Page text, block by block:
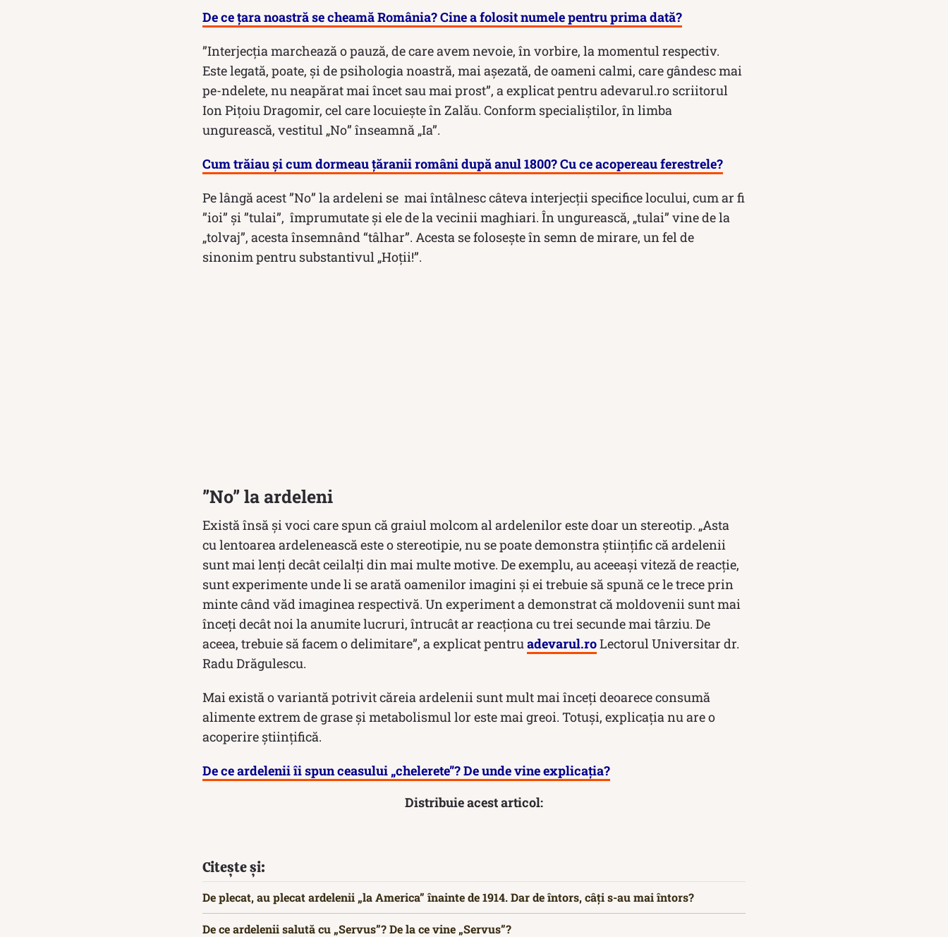
De ce țara noastră se cheamă România? Cine a folosit numele pentru prima dată?
”Interjecţia marchează o pauză, de care avem nevoie, în vorbire, la momentul respectiv.
Este legată, poate, şi de psihologia noastră, mai aşezată, de oameni calmi, care gândesc mai
pe-ndelete, nu neapărat mai încet sau mai prost”, a explicat pentru adevarul.ro scriitorul
Ion Piţoiu Dragomir, cel care locuiește în Zalău. Conform specialiștilor, în limba
ungurească, vestitul „No” înseamnă „Ia”.
Cum trăiau și cum dormeau țăranii români după anul 1800? Cu ce acopereau ferestrele?
Pe lângă acest ”No” la ardeleni se mai întâlnesc câteva interjecții specifice locului, cum ar fi
”ioi” şi ”tulai”, împrumutate și ele de la vecinii maghiari. În ungurească, „tulai” vine de la
„tolvaj”, acesta însemnând “tâlhar”. Acesta se folosește în semn de mirare, un fel de
sinonim pentru substantivul „Hoții!”.
”No” la ardeleni
Există însă și voci care spun că graiul molcom al ardelenilor este doar un stereotip. „Asta
cu lentoarea ardelenească este o stereotipie, nu se poate demonstra ştiinţific că ardelenii
sunt mai lenţi decât ceilalţi din mai multe motive. De exemplu, au aceeaşi viteză de reacţie,
sunt experimente unde li se arată oamenilor imagini şi ei trebuie să spună ce le trece prin
minte când văd imaginea respectivă. Un experiment a demonstrat că moldovenii sunt mai
înceţi decât noi la anumite lucruri, întrucât ar reacționa cu trei secunde mai târziu. De
aceea, trebuie să facem o delimitare”, a explicat pentru adevarul.roLectorul Universitar dr.
Radu Drăgulescu.
Mai există o variantă potrivit căreia ardelenii sunt mult mai înceți deoarece consumă
alimente extrem de grase și metabolismul lor este mai greoi. Totuși, explicația nu are o
acoperire științifică.
De ce ardelenii îi spun ceasului „chelerete”? De unde vine explicația?
Distribuie acest articol:
Citește și:
De plecat, au plecat ardelenii „la America” înainte de 1914. Dar de întors, câți s-au mai întors?
De ce ardelenii salută cu „Servus”? De la ce vine „Servus”?